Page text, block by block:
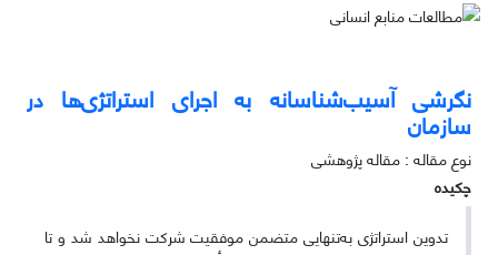
نگرشی آسیب‌شناسانه به اجرای استراتژی‌ها در
سازمان
نوع مقاله : مقاله پژوهشی
چکیده
تدوین استراتژی به‌تنهایی متضمن موفقیت شرکت نخواهد شد و تا